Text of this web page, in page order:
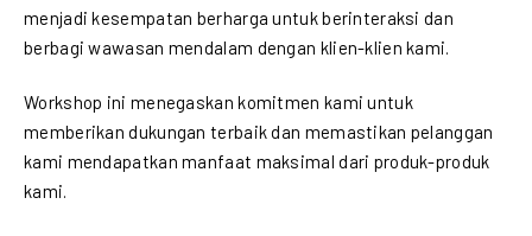
menjadi kesempatan berharga untuk berinteraksi dan
berbagi wawasan mendalam dengan klien-klien kami.
Workshop ini menegaskan komitmen kami untuk
memberikan dukungan terbaik dan memastikan pelanggan
kami mendapatkan manfaat maksimal dari produk-produk
kami.